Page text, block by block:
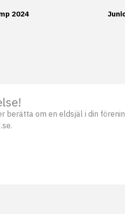
2024
berätta om en eldsjäl i din